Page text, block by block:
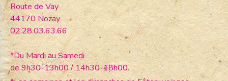
Route de Vay
44170 Nozay
02.28.03.63.66
*Du Mardi au Samedi
de 9h30-13h00 / 14h30-18h00.